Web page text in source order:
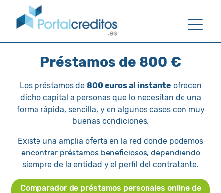
Préstamos de 800 €
Los préstamos de 800 euros al instante ofrecen
dicho capital a personas que lo necesitan de una
forma rápida, sencilla, y en algunos casos con muy
buenas condiciones.
Existe una amplia oferta en la red donde podemos
encontrar préstamos beneficiosos, dependiendo
siempre de la entidad y el perfil del contratante.
Comparador de préstamos personales online de